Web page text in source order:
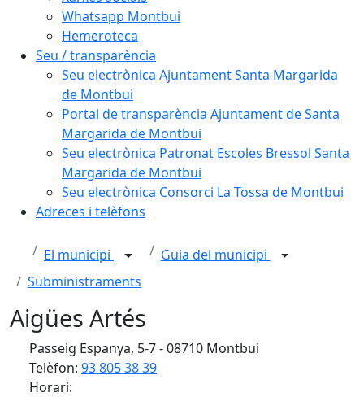
Whatsapp Montbui
Hemeroteca
Seu / transparència
Seu electrònica Ajuntament Santa Margarida
de Montbui
Portal de transparència Ajuntament de Santa
Margarida de Montbui
Seu electrònica Patronat Escoles Bressol Santa
Margarida de Montbui
Seu electrònica Consorci La Tossa de Montbui
Adreces i telèfons
El municipi
Guia del municipi
Subministraments
Aigües Artés
Passeig Espanya, 5-7 - 08710 Montbui
Telèfon: 93 805 38 39
Horari: